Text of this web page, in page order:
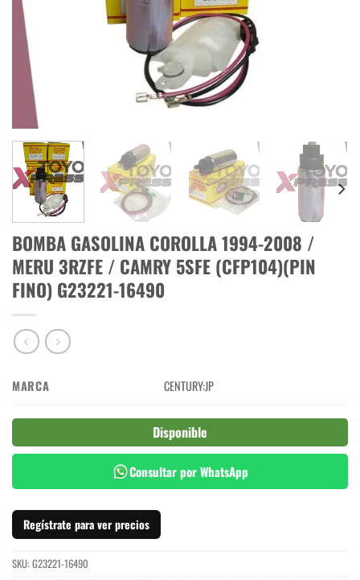
BOMBA GASOLINA COROLLA 1994-2008 /
MERU 3RZFE / CAMRY 5SFE (CFP104)(PIN
FINO) G23221-16490
MARCA CENTURY:JP
Disponible
Consultar por WhatsApp
Regístrate para ver precios
SKU: G23221-16490